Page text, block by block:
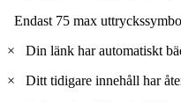
Endast 75 max
×
Din länk har automatiskt
×
Ditt tidigare innehåll har